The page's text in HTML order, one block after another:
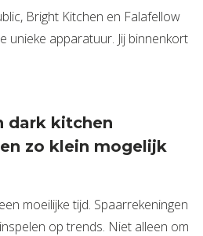
Bright Kitchen en Falafellow
unieke apparatuur. Jij binnenkort
dark kitchen
zo klein mogelijk
moeilijke tijd. Spaarrekeningen
op trends. Niet alleen om